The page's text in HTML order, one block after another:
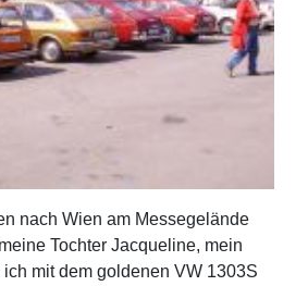
nach Wien am Messegelände
Tochter Jacqueline, mein
mit dem goldenen VW 1303S